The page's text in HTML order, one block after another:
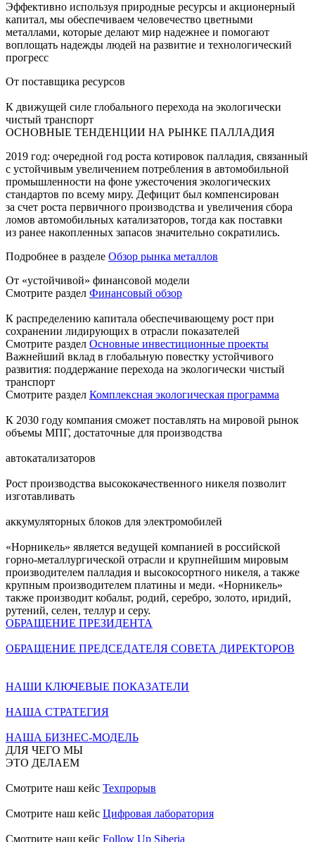
Эффективно используя природные ресурсы и акционерный
капитал, мы обеспечиваем человечество цветными
металлами, которые делают мир надежнее и помогают
воплощать надежды людей на развитие и технологический
прогресс
От поставщика ресурсов
К движущей силе глобального перехода на экологически
чистый транспорт
ОСНОВНЫЕ ТЕНДЕНЦИИ НА РЫНКЕ ПАЛЛАДИЯ
2019 год: очередной год роста котировок палладия, связанный
с устойчивым увеличением потребления в автомобильной
промышленности на фоне ужесточения экологических
стандартов по всему миру. Дефицит был компенсирован
за счет роста первичного производства и увеличения сбора
ломов автомобильных катализаторов, тогда как поставки
из ранее накопленных запасов значительно сократились.
Подробнее в разделе Обзор рынка металлов
От «устойчивой» финансовой модели
Смотрите раздел Финансовый обзор
К распределению капитала обеспечивающему рост при
сохранении лидирующих в отрасли показателей
Смотрите раздел Основные инвестиционные проекты
Важнейший вклад в глобальную повестку устойчивого
развития: поддержание перехода на экологически чистый
транспорт
Смотрите раздел Комплексная экологическая программа
К 2030 году компания сможет поставлять на мировой рынок
объемы МПГ, достаточные для производства
автокатализаторов
Рост производства высококачественного никеля позволит
изготавливать
аккумуляторных блоков для электромобилей
«Норникель» является ведущей компанией в российской
горно-металлургической отрасли и крупнейшим мировым
производителем палладия и высокосортного никеля, а также
крупным производителем платины и меди. «Норникель»
также производит кобальт, родий, серебро, золото, иридий,
рутений, селен, теллур и серу.
ОБРАЩЕНИЕ ПРЕЗИДЕНТА
ОБРАЩЕНИЕ ПРЕДСЕДАТЕЛЯ СОВЕТА ДИРЕКТОРОВ
НАШИ КЛЮЧЕВЫЕ ПОКАЗАТЕЛИ
НАША СТРАТЕГИЯ
НАША БИЗНЕС-МОДЕЛЬ
ДЛЯ ЧЕГО МЫ
ЭТО ДЕЛАЕМ
Смотрите наш кейс Техпрорыв
Смотрите наш кейс Цифровая лаборатория
Смотрите наш кейс Follow Up Siberia